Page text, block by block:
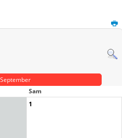
September
Sam
1